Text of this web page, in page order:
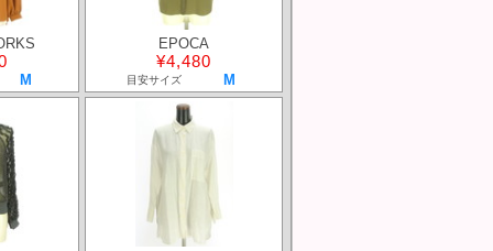
M
EPOCA
¥4,480
目安サイズ M